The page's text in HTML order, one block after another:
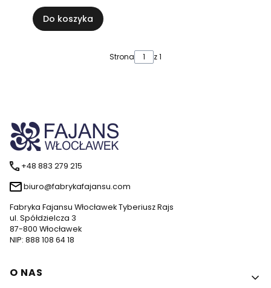
Do koszyka
Strona z 1
+48 883 279 215
biuro@fabrykafajansu.com
Fabryka Fajansu Włocławek Tyberiusz Rajs
ul. Spółdzielcza 3
87-800 Włocławek
NIP: 888 108 64 18
Linki w stopce
O NAS